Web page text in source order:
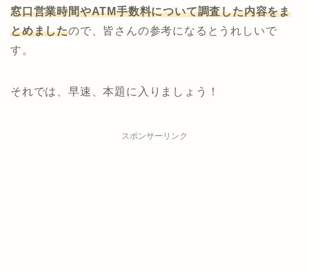
窓口営業時間やATM手数料について調査した内容をま
とめましたので、皆さんの参考になるとうれしいで
す。
それでは、早速、本題に入りましょう！
スポンサーリンク